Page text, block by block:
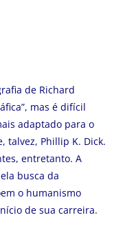
de Richard
mas é difícil
adaptado para o
talvez, Phillip K. Dick.
entretanto. A
busca da
o humanismo
de sua carreira.